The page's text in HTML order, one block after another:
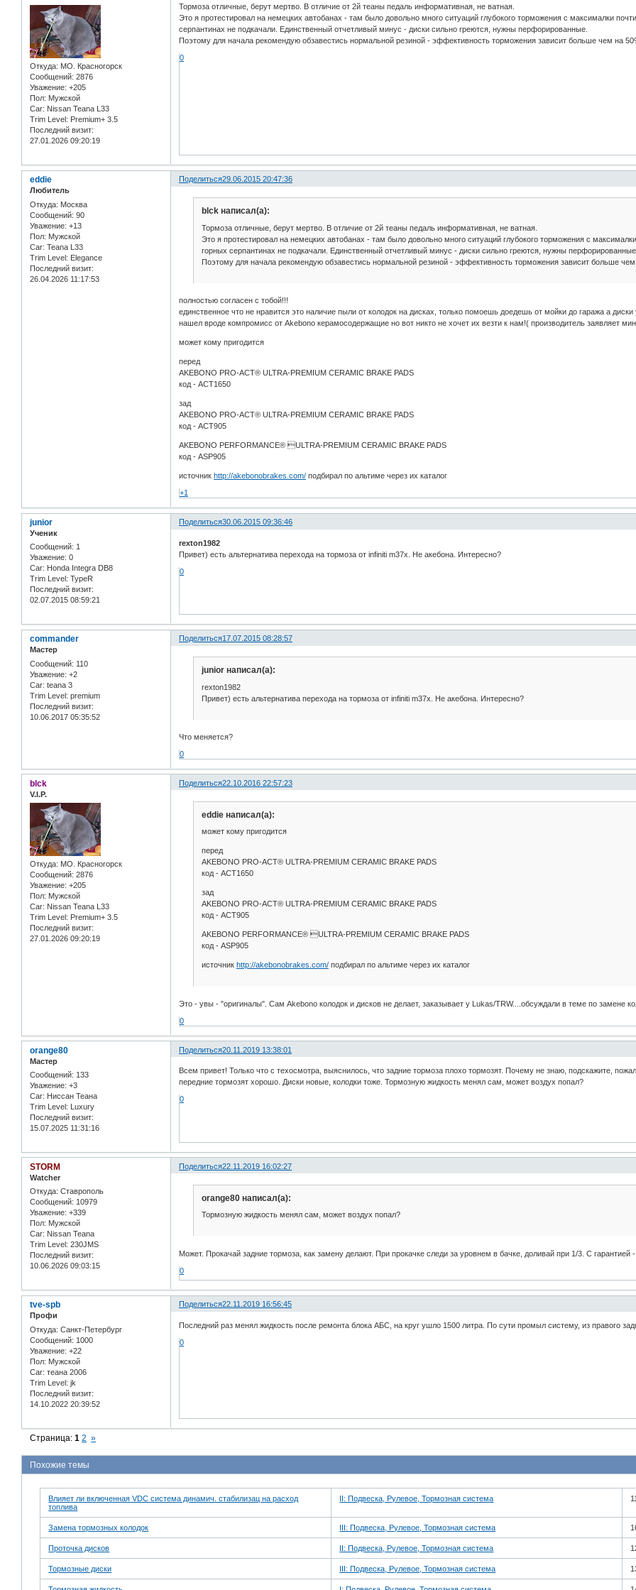
Откуда: МО. Красногорск
Сообщений: 2876
Уважение: +205
Пол: Мужской
Car: Nissan Teana L33
Trim Level: Premium+ 3.5
Последний визит:
27.01.2026 09:20:19
Тормоза отличные, берут мертво. В отличие от 2й теаны педаль информативная, не ватная.
Это я протестировал на немецких автобанах - там было довольно много ситуаций глубокого торможения с максималки
серпантинах не подкачали. Единственный отчетливый минус - диски сильно греются, нужны перфорированные.
Поэтому для начала рекомендую обзавестись нормальной резиной - эффективность торможения зависит больше чем на
0
Поделиться29.06.2015 20:47:36
eddie
Любитель
Откуда: Москва
Сообщений: 90
Уважение: +13
Пол: Мужской
Car: Teana L33
Trim Level: Elegance
Последний визит:
26.04.2026 11:17:53
blck написал(а):
Тормоза отличные, берут мертво. В отличие от 2й теаны педаль информативная, не ватная.
Это я протестировал на немецких автобанах - там было довольно много ситуаций глубокого торможения с
горных серпантинах не подкачали. Единственный отчетливый минус - диски сильно греются, нужны
Поэтому для начала рекомендую обзавестись нормальной резиной - эффективность торможения зависит больше чем
полностью согласен с тобой!!!
единственное что не нравится это наличие пыли от колодок на дисках, только помоешь доедешь от мойки до гаража а диски
нашел вроде компромисс от Akebono керамосодержащие но вот никто не хочет их везти к нам!( производитель заявляет
может кому пригодится
перед
AKEBONO PRO-ACT® ULTRA-PREMIUM CERAMIC BRAKE PADS
код - ACT1650
зад
AKEBONO PRO-ACT® ULTRA-PREMIUM CERAMIC BRAKE PADS
код - ACT905
AKEBONO PERFORMANCE® ULTRA-PREMIUM CERAMIC BRAKE PADS
код - ASP905
источникhttp://akebonobrakes.com/ подбирал по альтиме через их каталог
+1
Поделиться30.06.2015 09:36:46
junior
Ученик
Сообщений: 1
Уважение: 0
Car: Honda Integra DB8
Trim Level: TypeR
Последний визит:
02.07.2015 08:59:21
rexton1982
Привет) есть альтернатива перехода на тормоза от infiniti m37x. Не акебона. Интересно?
0
Поделиться17.07.2015 08:28:57
commander
Мастер
Сообщений: 110
Уважение: +2
Car: teana 3
Trim Level: premium
Последний визит:
10.06.2017 05:35:52
junior написал(а):
rexton1982
Привет) есть альтернатива перехода на тормоза от infiniti m37x. Не акебона. Интересно?
Что меняется?
0
Поделиться22.10.2016 22:57:23
blck
V.I.P.
Откуда: МО. Красногорск
Сообщений: 2876
Уважение: +205
Пол: Мужской
Car: Nissan Teana L33
Trim Level: Premium+ 3.5
Последний визит:
27.01.2026 09:20:19
eddie написал(а):
может кому пригодится
перед
AKEBONO PRO-ACT® ULTRA-PREMIUM CERAMIC BRAKE PADS
код - ACT1650
зад
AKEBONO PRO-ACT® ULTRA-PREMIUM CERAMIC BRAKE PADS
код - ACT905
AKEBONO PERFORMANCE® ULTRA-PREMIUM CERAMIC BRAKE PADS
код - ASP905
источник http://akebonobrakes.com/подбирал по альтиме через их каталог
Это - увы - "оригиналы". Сам Akebono колодок и дисков не делает, заказывает у Lukas/TRW....обсуждали в теме по замене
0
Поделиться20.11.2019 13:38:01
orange80
Мастер
Сообщений: 133
Уважение: +3
Car: Ниссан Теана
Trim Level: Luxury
Последний визит:
15.07.2025 11:31:16
Всем привет! Только что с техосмотра, выяснилось, что задние тормоза плохо тормозят. Почему не знаю, подскажите,
передние тормозят хорошо. Диски новые, колодки тоже. Тормозную жидкость менял сам, может воздух попал?
0
Поделиться22.11.2019 16:02:27
STORM
Watcher
Откуда: Ставрополь
Сообщений: 10979
Уважение: +339
Пол: Мужской
Car: Nissan Teana
Trim Level: 230JMS
Последний визит:
10.06.2026 09:03:15
orange80 написал(а):
Тормозную жидкость менял сам, может воздух попал?
Может. Прокачай задние тормоза, как замену делают. При прокачке следи за уровнем в бачке, доливай при 1/3. С
0
Поделиться22.11.2019 16:56:45
tve-spb
Профи
Откуда: Санкт-Петербург
Сообщений: 1000
Уважение: +22
Пол: Мужской
Car: теана 2006
Trim Level: jk
Последний визит:
14.10.2022 20:39:52
Последний раз менял жидкость после ремонта блока АБС, на круг ушло 1500 литра. По сути промыл систему, из правого
0
Страница:1 2 »
Похожие темы
Влияет ли включенная VDC система динамич. стабилизац на расход
топлива
II: Подвеска, Рулевое, Тормозная система
Замена тормозных колодок III: Подвеска, Рулевое, Тормозная система
Проточка дисков II: Подвеска, Рулевое, Тормозная система
Тормозные диски III: Подвеска, Рулевое, Тормозная система